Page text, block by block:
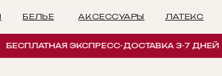
ЛАТЕКС В НАЛИЧИИ
АКСЕССУАРЫ
ЭКСПРЕСС-ДОСТАВКА 3-7 ДНЕЙ